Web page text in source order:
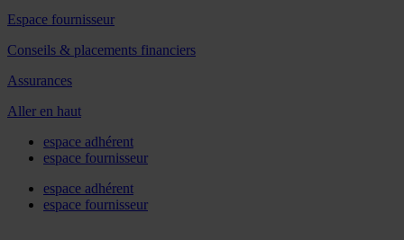
Espace fournisseur
Conseils & placements financiers
Assurances
Aller en haut
espace adhérent
espace fournisseur
espace adhérent
espace fournisseur